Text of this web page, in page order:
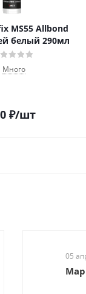
MS55 Allbond
белый 290мл
Много
₽/шт
05